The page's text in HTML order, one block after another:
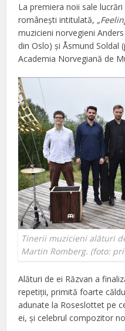
La premiera noii sale
românești intitulată,
muzicieni norvegieni
din Oslo) și Åsmund Soldal
Academia Norvegiană de
Tinerii muzicieni alături
Martin Romberg. (foto:
Alături de ei Răzvan a
repetiții, primită foarte
adunate la Roseslottet pe
ei, și celebrul compozitor